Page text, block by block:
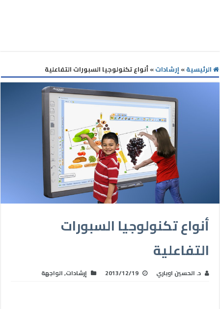
الرئيسية» إرشادات»أنواع تكنولوجيا السبورات التفاعلية
أنواع تكنولوجيا السبورات
التفاعلية
د. الحسين اوباري 2013/12/19 إرشادات,الواجهة